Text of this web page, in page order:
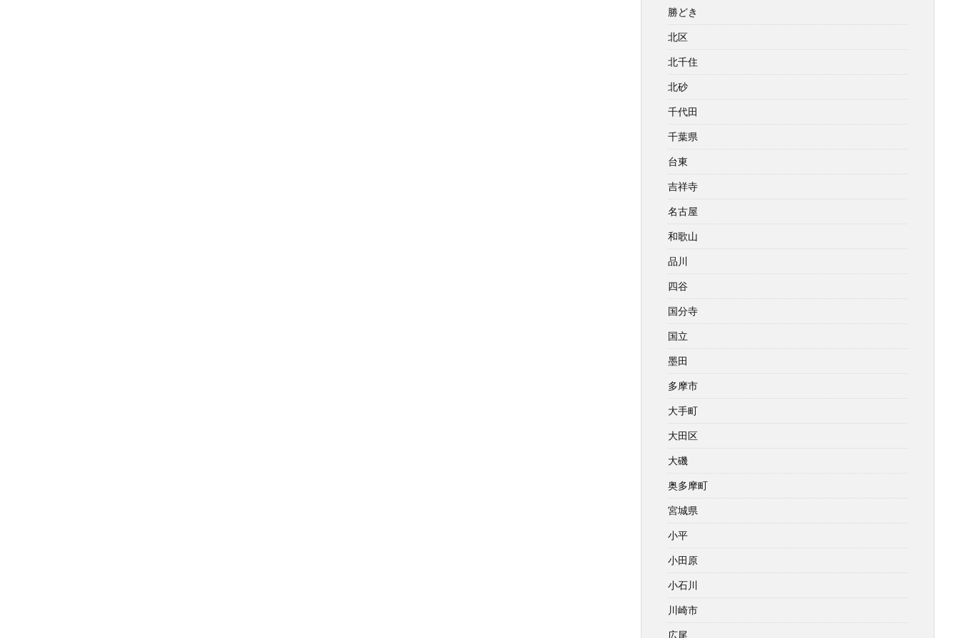
勝どき
北区
北千住
北砂
千代田
千葉県
台東
吉祥寺
名古屋
和歌山
品川
四谷
国分寺
国立
墨田
多摩市
大手町
大田区
大磯
奥多摩町
宮城県
小平
小田原
小石川
川崎市
広尾